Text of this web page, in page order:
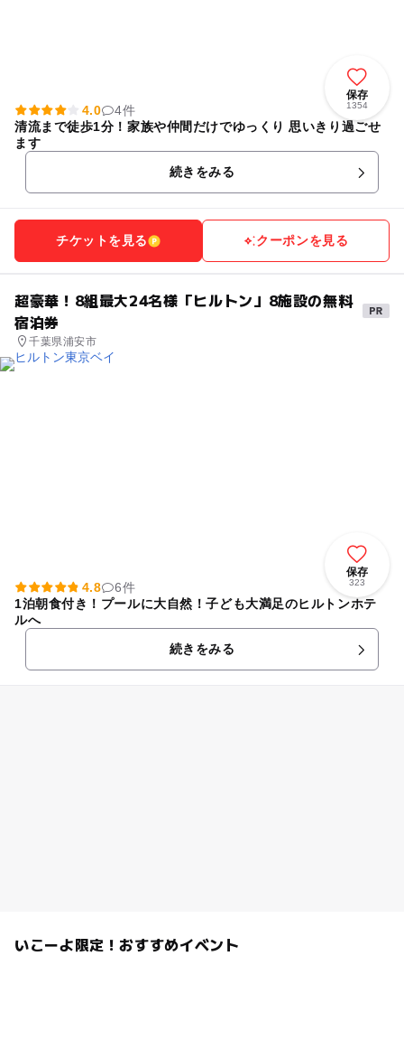
保存
1354
4.0
4件
清流まで徒歩1分！家族や仲間だけでゆっくり 思いきり過ごせ
ます
続きをみる
チケットを見る クーポンを見る
超豪華！8組最大24名様「ヒルトン」8施設の無料
宿泊券
千葉県浦安市
保存
323
4.8
6件
1泊朝食付き！プールに大自然！子ども大満足のヒルトンホテ
ルへ
続きをみる
いこーよ限定！おすすめイベント